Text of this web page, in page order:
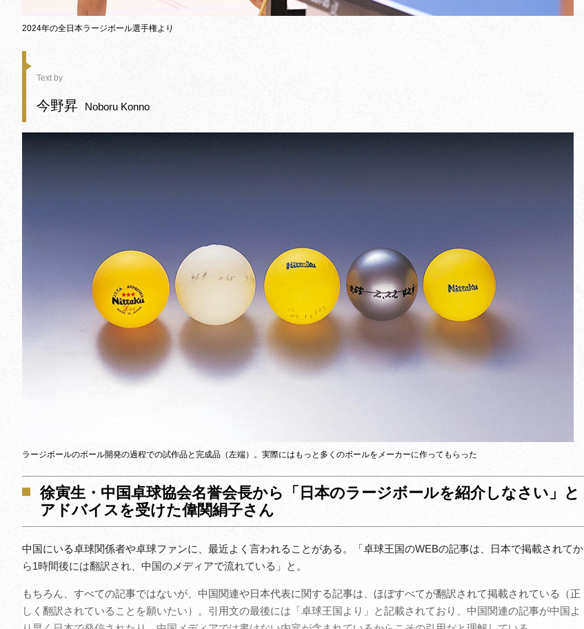
2024年の全日本ラージボール選手権より
Text by
今野昇 Noboru Konno
ラージボールのボール開発の過程での試作品と完成品（左端）。実際にはもっと多くのボールをメーカーに作ってもらった
徐寅生・中国卓球協会名誉会長から「日本のラージボールを紹介しなさい」と
アドバイスを受けた偉関絹子さん
中国にいる卓球関係者や卓球ファンに、最近よく言われることがある。「卓球王国のWEBの記事は、日本で掲載されてか
ら1時間後には翻訳され、中国のメディアで流れている」と。
もちろん、すべての記事ではないが、中国関連や日本代表に関する記事は、ほぼすべてが翻訳されて掲載されている（正
しく翻訳されていることを願いたい）。引用文の最後には「卓球王国より」と記載されており、中国関連の記事が中国よ